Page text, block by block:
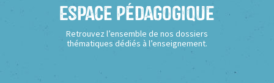
Espace Pédagogique
Retrouvez l’ensemble de nos dossiers
thématiques dédiés à l’enseignement.